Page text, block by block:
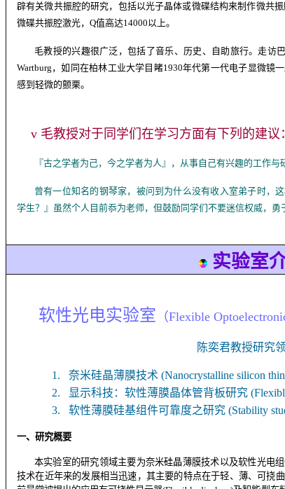
辟有关微共振腔的研究，包括以光子晶体或微碟结构来制作微共
微碟共振腔激光， Q值高达14000以上。
毛教授的兴趣很广泛，包括了音乐、历史、自助旅行。走访
Wartburg ，如同在柏林工业大学目睹1930年代第一代电子显微镜
感到轻微的颤栗。
v 毛教授对于同学们在学习方面有下列的建议：
『古之学者为己，今之学者为人』，从事自己有兴趣的工作与
曾有一位知名的钢琴家，被问到为什么没有收入室弟子时，
学生？』虽然个人目前忝为老师，但鼓励同学们不要迷信权威，勇
实验室
软性光电实验室 （Flexible
陈奕君教授研究领
1. 奈米硅晶薄膜技术 (Nanocrystalline silicon
2.
显示科技 ： 软性薄膜晶体管背板研究
3.
软性薄膜硅基组件可靠度之研究 (Stability
一、研究概要
本实验室的研究领域主要为奈米硅晶薄膜技术以及软性光电
技术在近年来的发展相当迅速，其主要的特点在于轻、薄、可挠